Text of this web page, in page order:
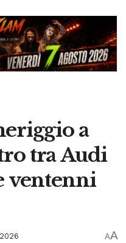
a
tra Audi
ventenni
AA